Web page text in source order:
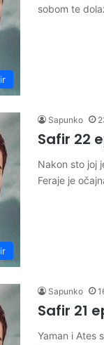
sobom te
Sapunko
Safir 22
Nakon sto joj
Feraje je
Sapunko
Safir 21
Yaman i Ates